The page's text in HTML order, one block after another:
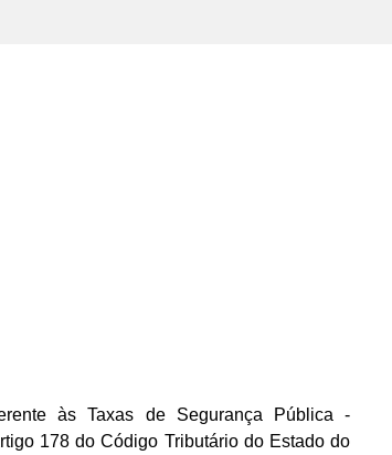
às Taxas de Segurança Pública -
178 do Código Tributário do Estado do